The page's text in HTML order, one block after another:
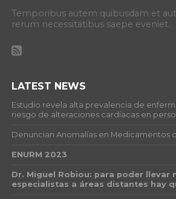
Temporibus autem quibusdam et
rerum necessitatibus saepe eveniet.
LATEST NEWS
Estudio revela alta prevalencia de
riesgo de alteraciones cardíacas en
Denuncian Anomalías en Medicamentos
ENURM 2023
Dr. Miguel Robiou: para poder llevar
especialistas a áreas distantes hay